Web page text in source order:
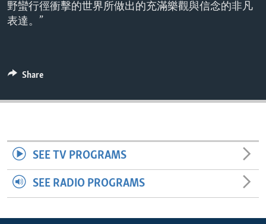
野蠻行徑衝擊的世界所做出的充滿樂觀與信念的非凡
表達。”
Share
SEE TV PROGRAMS
SEE RADIO PROGRAMS